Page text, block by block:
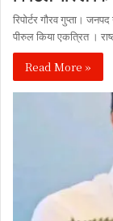
रिपोर्टर गौरव गुप्ता।
पीरुल किया एकत्रित ।
Read More »